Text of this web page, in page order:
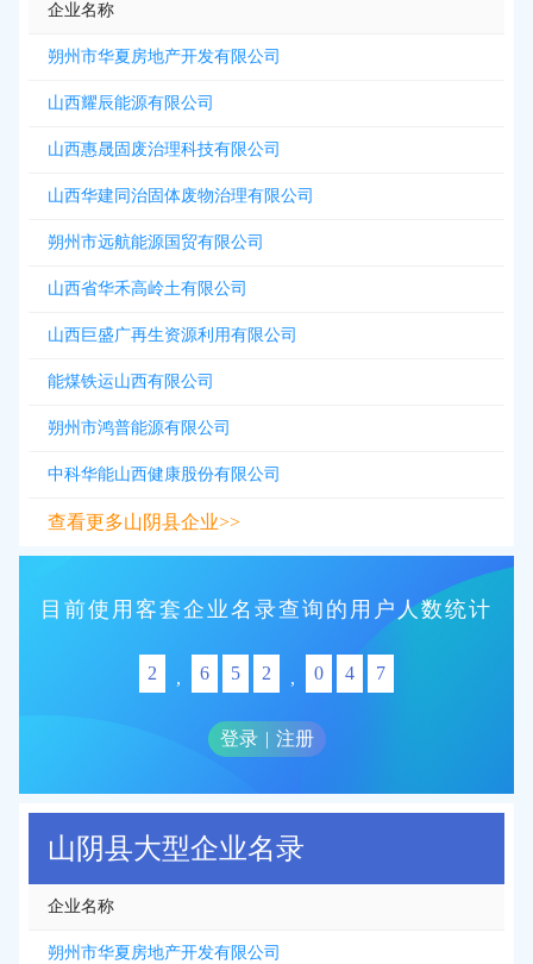
企业名称
朔州市华夏房地产开发有限公司
山西耀辰能源有限公司
山西惠晟固废治理科技有限公司
山西华建同治固体废物治理有限公司
朔州市远航能源国贸有限公司
山西省华禾高岭土有限公司
山西巨盛广再生资源利用有限公司
能煤铁运山西有限公司
朔州市鸿普能源有限公司
中科华能山西健康股份有限公司
查看更多山阴县企业>>
目前使用客套企业名录查询的用户人数统计
2 , 6 5 2 , 0 4 7
登录 | 注册
山阴县大型企业名录
企业名称
朔州市华夏房地产开发有限公司